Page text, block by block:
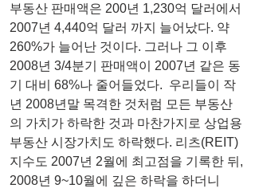
부동산 판매액은 200년 1,230억 달러에서
2007년 4,440억 달러 까지 늘어났다. 약
260%가 늘어난 것이다. 그러나 그 이후
2008년 3/4분기 판매액이 2007년 같은 동
기 대비 68%나 줄어들었다.  우리들이 작
년 2008년말 목격한 것처럼 모든 부동산
의 가치가 하락한 것과 마찬가지로 상업용
부동산 시장가치도 하락했다. 리츠(REIT)
지수도 2007년 2월에 최고점을 기록한 뒤,
2008년 9~10월에 깊은 하락을 하더니